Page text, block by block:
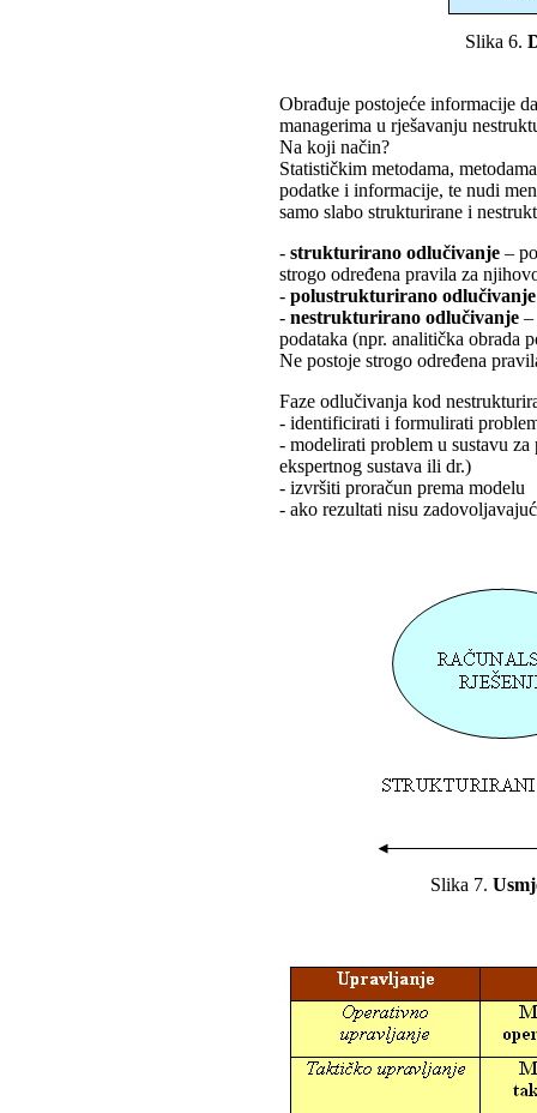
Slika 6.
Obrađuje postojeće informacije
managerima u rješavanju
Na koji način?
Statističkim metodama,
podatke i informacije, te nudi
samo slabo strukturirane i
- strukturirano odlučivanje –
strogo određena pravila za
- polustrukturirano odlučivanje
- nestrukturirano odlučivanje –
podataka (npr. analitička obrada
Ne postoje strogo određena
Faze odlučivanja kod
- identificirati i formulirati
- modelirati problem u sustavu
ekspertnog sustava ili dr.)
- izvršiti proračun prema modelu
- ako rezultati nisu
Slika 7.